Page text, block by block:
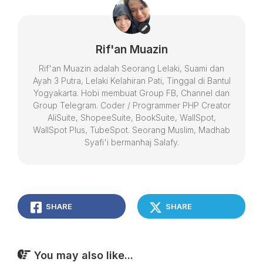
Rif'an Muazin
Rif'an Muazin adalah Seorang Lelaki, Suami dan
Ayah 3 Putra, Lelaki Kelahiran Pati, Tinggal di Bantul
Yogyakarta. Hobi membuat Group FB, Channel dan
Group Telegram. Coder / Programmer PHP Creator
AliSuite, ShopeeSuite, BookSuite, WallSpot,
WallSpot Plus, TubeSpot. Seorang Muslim, Madhab
Syafi'i bermanhaj Salafy.
SHARE SHARE
You may also like...